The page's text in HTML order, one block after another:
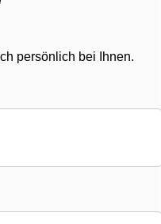
persönlich bei Ihnen.